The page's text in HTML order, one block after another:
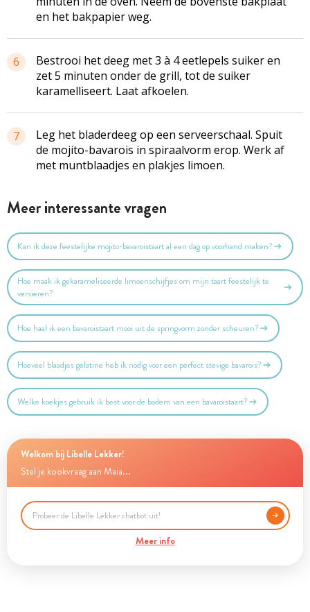
en het bakpapier weg.
6
Bestrooi het deeg met 3 à 4 eetlepels suiker en
zet 5 minuten onder de grill, tot de suiker
karamelliseert. Laat afkoelen.
7
Leg het bladerdeeg op een serveerschaal. Spuit
de mojito-bavarois in spiraalvorm erop. Werk af
met muntblaadjes en plakjes limoen.
Meer interessante vragen
Kan ik deze feestelijke mojito-bavaroistaart al een dag op voorhand maken?
Hoe maak ik gekarameliseerde limoenschijfjes om mijn taart feestelijk te
versieren?
Hoe haal ik een bavaroistaart mooi uit de springvorm zonder scheuren?
Hoeveel blaadjes gelatine heb ik nodig voor een perfect stevige bavarois?
Welke koekjes gebruik ik best voor de bodem van een bavaroistaart?
Welkom bij Libelle Lekker!
Stel je kookvraag aan Maia...
Meer info